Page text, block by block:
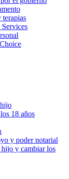
terapias
18 años
y poder notarial
hijo y cambiar los